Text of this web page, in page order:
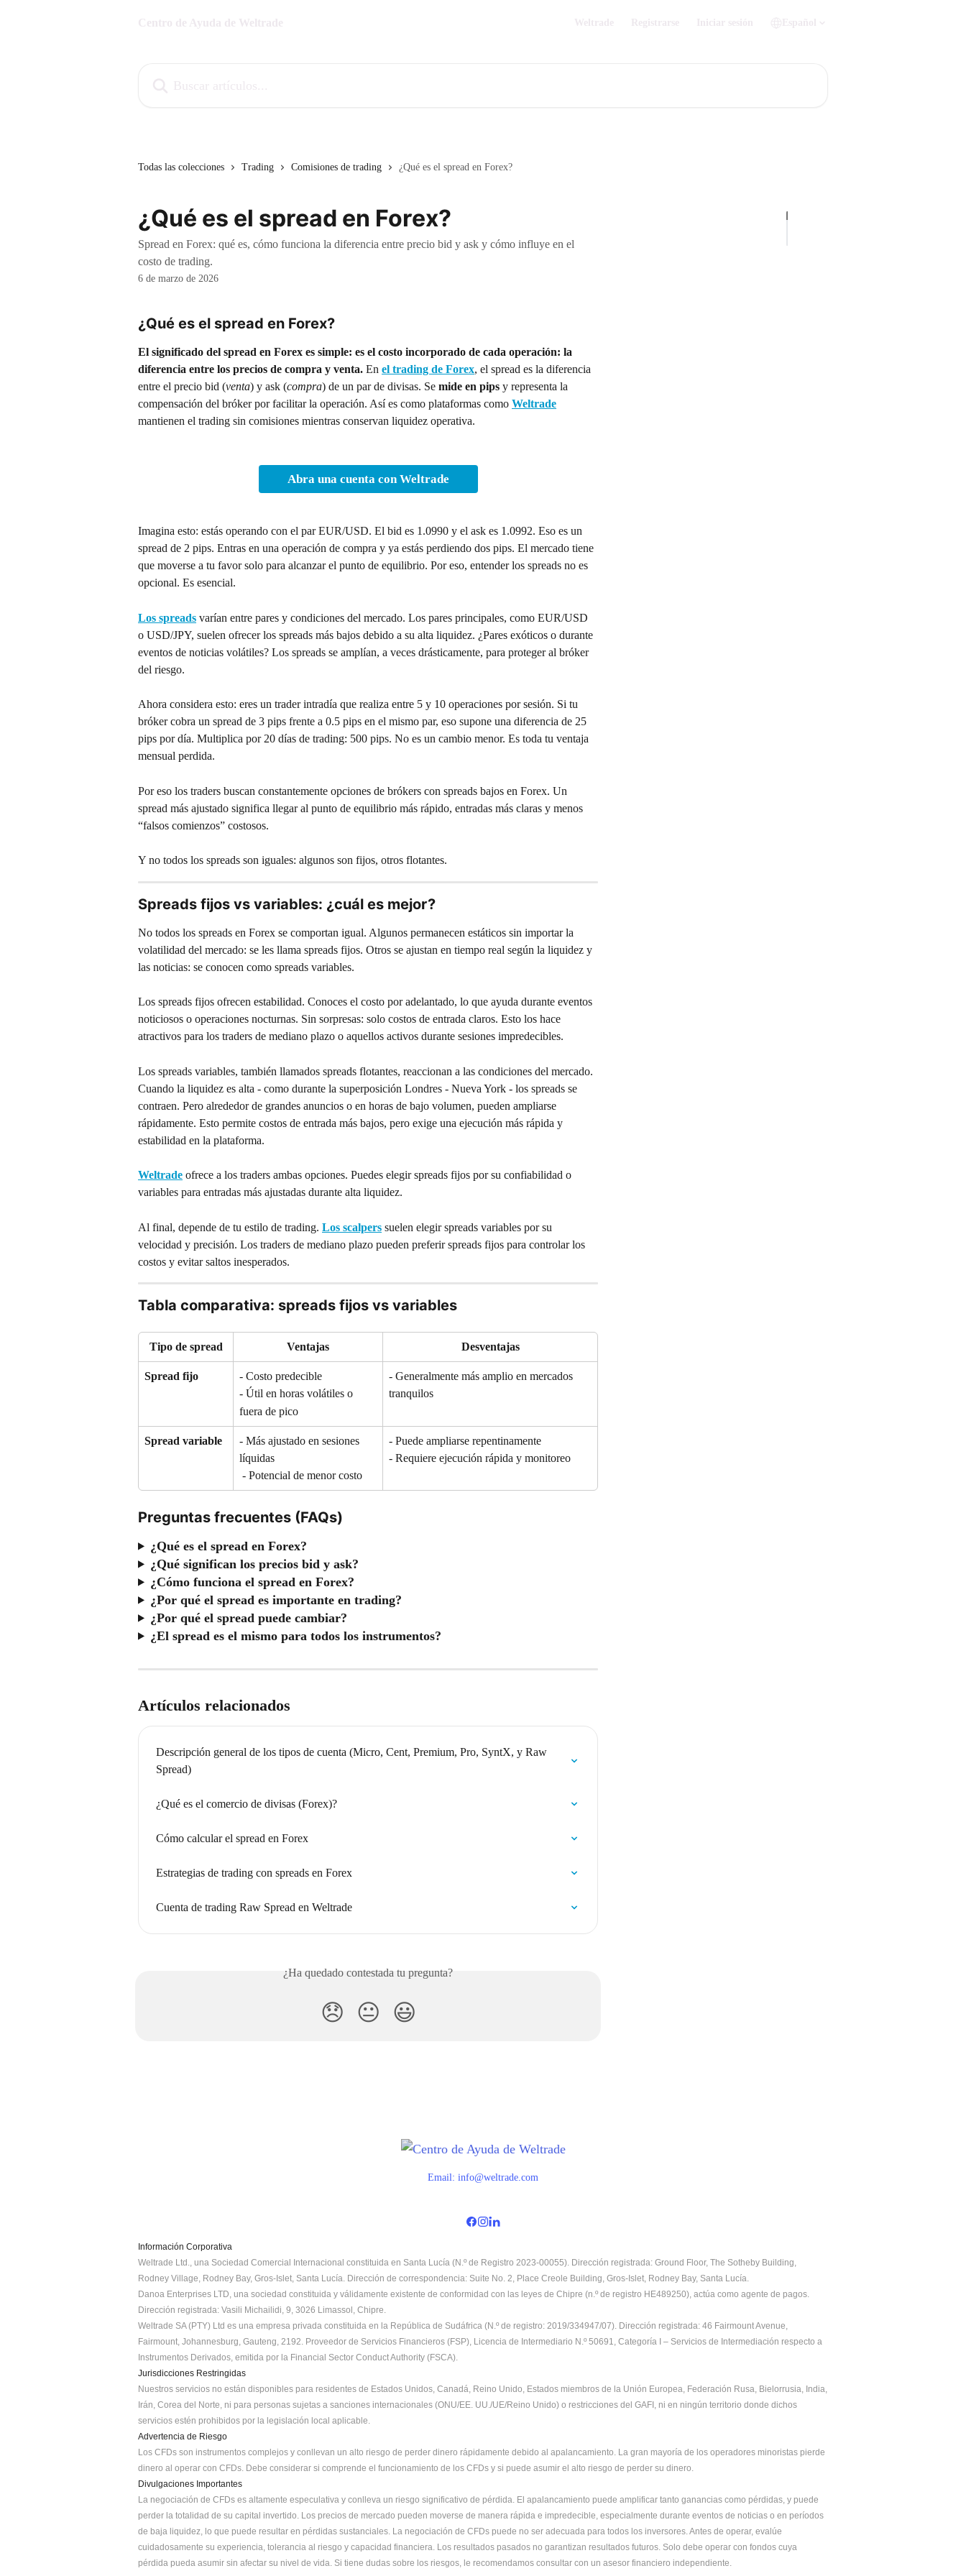
Todas las colecciones Trading Comisiones de trading ¿Qué es el spread en Forex?
¿Qué es el spread en Forex?
Spread en Forex: qué es, cómo funciona la diferencia entre precio bid y ask y cómo influye en el
costo de trading.
6 de marzo de 2026
¿Qué es el spread en Forex?
El significado del spread en Forex es simple: es el costo incorporado de cada operación: la
diferencia entre los precios de compra y venta. En el trading de Forex, el spread es la diferencia
entre el precio bid (venta) y ask (compra) de un par de divisas. Se mide en pips y representa la
compensación del bróker por facilitar la operación. Así es como plataformas como Weltrade
mantienen el trading sin comisiones mientras conservan liquidez operativa.
Abra una cuenta con Weltrade
Imagina esto: estás operando con el par EUR/USD. El bid es 1.0990 y el ask es 1.0992. Eso es un
spread de 2 pips. Entras en una operación de compra y ya estás perdiendo dos pips. El mercado tiene
que moverse a tu favor solo para alcanzar el punto de equilibrio. Por eso, entender los spreads no es
opcional. Es esencial.
Los spreads varían entre pares y condiciones del mercado. Los pares principales, como EUR/USD
o USD/JPY, suelen ofrecer los spreads más bajos debido a su alta liquidez. ¿Pares exóticos o durante
eventos de noticias volátiles? Los spreads se amplían, a veces drásticamente, para proteger al bróker
del riesgo.
Ahora considera esto: eres un trader intradía que realiza entre 5 y 10 operaciones por sesión. Si tu
bróker cobra un spread de 3 pips frente a 0.5 pips en el mismo par, eso supone una diferencia de 25
pips por día. Multiplica por 20 días de trading: 500 pips. No es un cambio menor. Es toda tu ventaja
mensual perdida.
Por eso los traders buscan constantemente opciones de brókers con spreads bajos en Forex. Un
spread más ajustado significa llegar al punto de equilibrio más rápido, entradas más claras y menos
“falsos comienzos” costosos.
Y no todos los spreads son iguales: algunos son fijos, otros flotantes.
Spreads fijos vs variables: ¿cuál es mejor?
No todos los spreads en Forex se comportan igual. Algunos permanecen estáticos sin importar la
volatilidad del mercado: se les llama spreads fijos. Otros se ajustan en tiempo real según la liquidez y
las noticias: se conocen como spreads variables.
Los spreads fijos ofrecen estabilidad. Conoces el costo por adelantado, lo que ayuda durante eventos
noticiosos o operaciones nocturnas. Sin sorpresas: solo costos de entrada claros. Esto los hace
atractivos para los traders de mediano plazo o aquellos activos durante sesiones impredecibles.
Los spreads variables, también llamados spreads flotantes, reaccionan a las condiciones del mercado.
Cuando la liquidez es alta - como durante la superposición Londres - Nueva York - los spreads se
contraen. Pero alrededor de grandes anuncios o en horas de bajo volumen, pueden ampliarse
rápidamente. Esto permite costos de entrada más bajos, pero exige una ejecución más rápida y
estabilidad en la plataforma.
Weltrade ofrece a los traders ambas opciones. Puedes elegir spreads fijos por su confiabilidad o
variables para entradas más ajustadas durante alta liquidez.
Al final, depende de tu estilo de trading. Los scalpers suelen elegir spreads variables por su
velocidad y precisión. Los traders de mediano plazo pueden preferir spreads fijos para controlar los
costos y evitar saltos inesperados.
Tabla comparativa: spreads fijos vs variables
Tipo de spread Ventajas Desventajas
Spread fijo
- Costo predecible
- Útil en horas volátiles o
fuera de pico
- Generalmente más amplio en mercados
tranquilos
Spread variable
- Más ajustado en sesiones
líquidas
- Potencial de menor costo
- Puede ampliarse repentinamente
- Requiere ejecución rápida y monitoreo
Preguntas frecuentes (FAQs)
¿Qué es el spread en Forex?
¿Qué significan los precios bid y ask?
¿Cómo funciona el spread en Forex?
¿Por qué el spread es importante en trading?
¿Por qué el spread puede cambiar?
¿El spread es el mismo para todos los instrumentos?
Artículos relacionados
Descripción general de los tipos de cuenta (Micro, Cent, Premium, Pro, SyntX, y Raw
Spread)
¿Qué es el comercio de divisas (Forex)?
Cómo calcular el spread en Forex
Estrategias de trading con spreads en Forex
Cuenta de trading Raw Spread en Weltrade
¿Ha quedado contestada tu pregunta?
😞 😐 😃
Email: info@weltrade.com
Información Corporativa
Weltrade Ltd., una Sociedad Comercial Internacional constituida en Santa Lucía (N.º de Registro 2023-00055). Dirección registrada: Ground Floor, The Sotheby Building,
Rodney Village, Rodney Bay, Gros-Islet, Santa Lucía. Dirección de correspondencia: Suite No. 2, Place Creole Building, Gros-Islet, Rodney Bay, Santa Lucía.
Danoa Enterprises LTD, una sociedad constituida y válidamente existente de conformidad con las leyes de Chipre (n.º de registro HE489250), actúa como agente de pagos.
Dirección registrada: Vasili Michailidi, 9, 3026 Limassol, Chipre.
Weltrade SA (PTY) Ltd es una empresa privada constituida en la República de Sudáfrica (N.º de registro: 2019/334947/07). Dirección registrada: 46 Fairmount Avenue,
Fairmount, Johannesburg, Gauteng, 2192. Proveedor de Servicios Financieros (FSP), Licencia de Intermediario N.º 50691, Categoría I – Servicios de Intermediación respecto a
Instrumentos Derivados, emitida por la Financial Sector Conduct Authority (FSCA).
Jurisdicciones Restringidas
Nuestros servicios no están disponibles para residentes de Estados Unidos, Canadá, Reino Unido, Estados miembros de la Unión Europea, Federación Rusa, Bielorrusia, India,
Irán, Corea del Norte, ni para personas sujetas a sanciones internacionales (ONU/EE. UU./UE/Reino Unido) o restricciones del GAFI, ni en ningún territorio donde dichos
servicios estén prohibidos por la legislación local aplicable.
Advertencia de Riesgo
Los CFDs son instrumentos complejos y conllevan un alto riesgo de perder dinero rápidamente debido al apalancamiento. La gran mayoría de los operadores minoristas pierde
dinero al operar con CFDs. Debe considerar si comprende el funcionamiento de los CFDs y si puede asumir el alto riesgo de perder su dinero.
Divulgaciones Importantes
La negociación de CFDs es altamente especulativa y conlleva un riesgo significativo de pérdida. El apalancamiento puede amplificar tanto ganancias como pérdidas, y puede
perder la totalidad de su capital invertido. Los precios de mercado pueden moverse de manera rápida e impredecible, especialmente durante eventos de noticias o en períodos
de baja liquidez, lo que puede resultar en pérdidas sustanciales. La negociación de CFDs puede no ser adecuada para todos los inversores. Antes de operar, evalúe
cuidadosamente su experiencia, tolerancia al riesgo y capacidad financiera. Los resultados pasados no garantizan resultados futuros. Solo debe operar con fondos cuya
pérdida pueda asumir sin afectar su nivel de vida. Si tiene dudas sobre los riesgos, le recomendamos consultar con un asesor financiero independiente.